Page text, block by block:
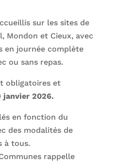
sur les sites de
Mondon et Cieux, avec
en journée complète
ou sans repas.
obligatoires et
janvier 2026.
en fonction du
des modalités de
à tous.
rappelle